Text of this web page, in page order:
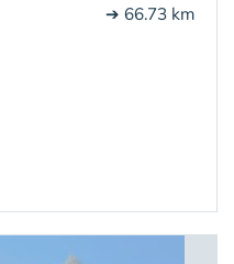
➔ 66.73 km